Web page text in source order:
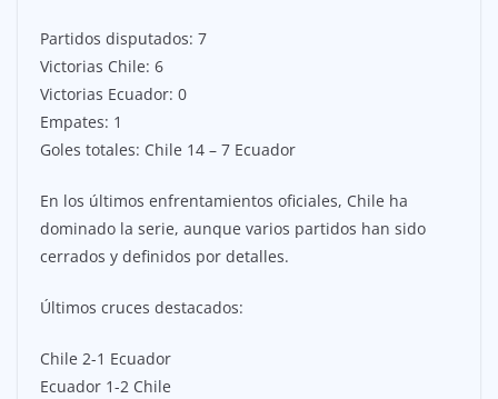
Partidos disputados: 7
Victorias Chile: 6
Victorias Ecuador: 0
Empates: 1
Goles totales: Chile 14 – 7 Ecuador
En los últimos enfrentamientos oficiales, Chile ha
dominado la serie, aunque varios partidos han sido
cerrados y definidos por detalles.
Últimos cruces destacados:
Chile 2-1 Ecuador
Ecuador 1-2 Chile